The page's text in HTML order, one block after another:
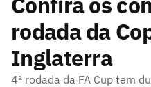
rodada da
Inglaterra
4ª rodada da FA Cup tem